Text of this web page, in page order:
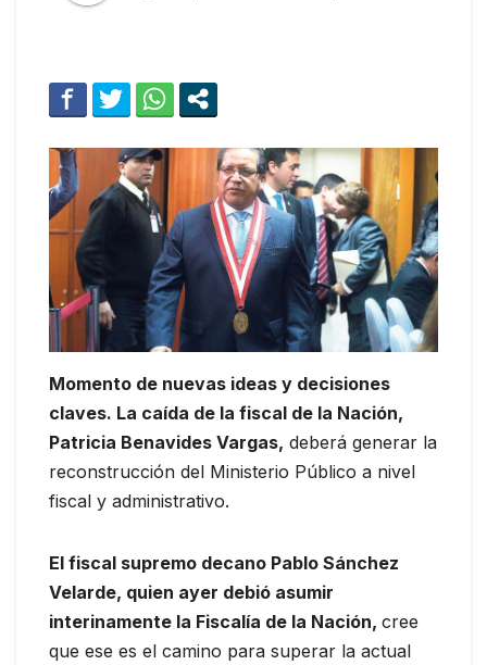
Momento de nuevas ideas y decisiones
claves. La caída de la fiscal de la Nación,
Patricia Benavides Vargas, deberá generar la
reconstrucción del Ministerio Público a nivel
fiscal y administrativo.
El fiscal supremo decano Pablo Sánchez
Velarde, quien ayer debió asumir
interinamente la Fiscalía de la Nación, cree
que ese es el camino para superar la actual